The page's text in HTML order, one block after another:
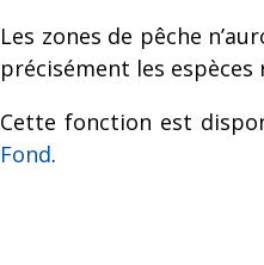
Les zones de pêche
précisément les
Cette fonction est
Fond.